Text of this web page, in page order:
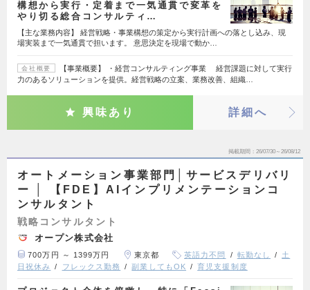
構想から実行・定着まで一気通貫で変革を
やり切る総合コンサルティ…
【主な業務内容】 経営戦略・事業構想の策定から実行計画への落とし込み、現
場実装まで一気通貫で担います。 意思決定を現場で動か…
会社概要
【事業概要】 ・経営コンサルティング事業 経営課題に対して実行
力のあるソリューションを提供。経営戦略の立案、業務改善、組織…
興味あり 詳細へ
掲載期間 26/07/30～26/08/12
オートメーション事業部門│サービスデリバリ
ー │ 【FDE】AIインプリメンテーションコ
ンサルタント
戦略コンサルタント
オープン株式会社
700万円 ～ 1399万円 東京都 英語力不問 転勤なし
土
日祝休み
フレックス勤務 副業してもOK 育児支援制度